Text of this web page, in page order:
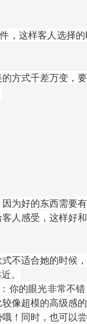
，这样客人选择
方式千差万变，
为好的东西需要
人感受，这样好
不适合她的时候
。
你的眼光非常不
像超模的高级感
！同时，也可以